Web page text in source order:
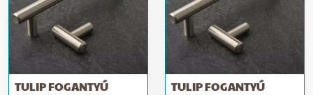
TULIP FOGANTYÚ
TULIP FOGANTYÚ